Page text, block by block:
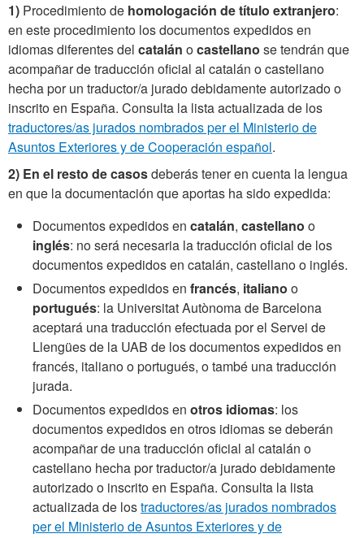
1) Procedimiento de homologación de título extranjero:
en este procedimiento los documentos expedidos en
idiomas diferentes del catalán ocastellano se tendrán que
acompañar de traducción oficial al catalán o castellano
hecha por un traductor/a jurado debidamente autorizado o
inscrito en España. Consulta la lista actualizada de los
traductores/as jurados nombrados per el Ministerio de
Asuntos Exteriores y de Cooperación español.
2) En el resto de casosdeberás tener en cuenta la lengua
en que la documentación que aportas ha sido expedida:
Documentos expedidos en catalán, castellano o
inglés: no será necesaria la traducción oficial de los
documentos expedidos en catalán, castellano o inglés.
Documentos expedidos en francés, italiano o
portugués: la Universitat Autònoma de Barcelona
aceptará una traducción efectuada por el Servei de
Llengües de la UAB de los documentos expedidos en
francés, italiano o portugués, o també una traducción
jurada.
Documentos expedidos en otros idiomas: los
documentos expedidos en otros idiomas se deberán
acompañar de una traducción oficial al catalán o
castellano hecha por traductor/a jurado debidamente
autorizado o inscrito en España. Consulta la lista
actualizada de lostraductores/as jurados nombrados
per el Ministerio de Asuntos Exteriores y de